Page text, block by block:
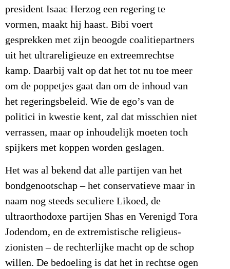
president Isaac Herzog een regering te
vormen, maakt hij haast. Bibi voert
gesprekken met zijn beoogde coalitiepartners
uit het ultrareligieuze en extreemrechtse
kamp. Daarbij valt op dat het tot nu toe meer
om de poppetjes gaat dan om de inhoud van
het regeringsbeleid. Wie de ego’s van de
politici in kwestie kent, zal dat misschien niet
verrassen, maar op inhoudelijk moeten toch
spijkers met koppen worden geslagen.
Het was al bekend dat alle partijen van het
bondgenootschap – het conservatieve maar in
naam nog steeds seculiere Likoed, de
ultraorthodoxe partijen Shas en Verenigd Tora
Jodendom, en de extremistische religieus-
zionisten – de rechterlijke macht op de schop
willen. De bedoeling is dat het in rechtse ogen